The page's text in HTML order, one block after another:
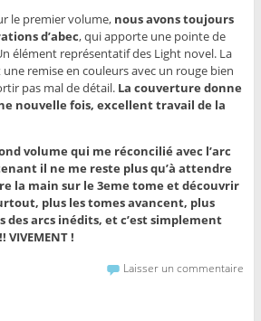
le premier volume,nous avons toujours
d’abec, qui apporte une pointe de
élément représentatif des Light novel. La
remise en couleurs avec un rouge bien
pas mal de détail. La couverture donne
nouvelle fois, excellent travail de la
volume qui me réconcilié avec l’arc
il ne me reste plus qu’à attendre
la main sur le 3eme tome et découvrir
plus les tomes avancent, plus
des arcs inédits, et c’est simplement
!
Laisser un commentaire